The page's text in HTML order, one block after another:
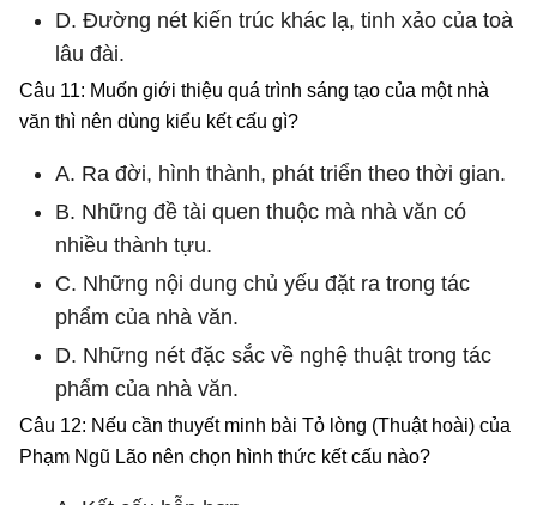
D. Đường nét kiến trúc khác lạ, tinh xảo của toà
lâu đài.
Câu 11: Muốn giới thiệu quá trình sáng tạo của một nhà
văn thì nên dùng kiểu kết cấu gì?
A. Ra đời, hình thành, phát triển theo thời gian.
B. Những đề tài quen thuộc mà nhà văn có
nhiều thành tựu.
C. Những nội dung chủ yếu đặt ra trong tác
phẩm của nhà văn.
D. Những nét đặc sắc về nghệ thuật trong tác
phẩm của nhà văn.
Câu 12: Nếu cần thuyết minh bài Tỏ lòng (Thuật hoài) của
Phạm Ngũ Lão nên chọn hình thức kết cấu nào?